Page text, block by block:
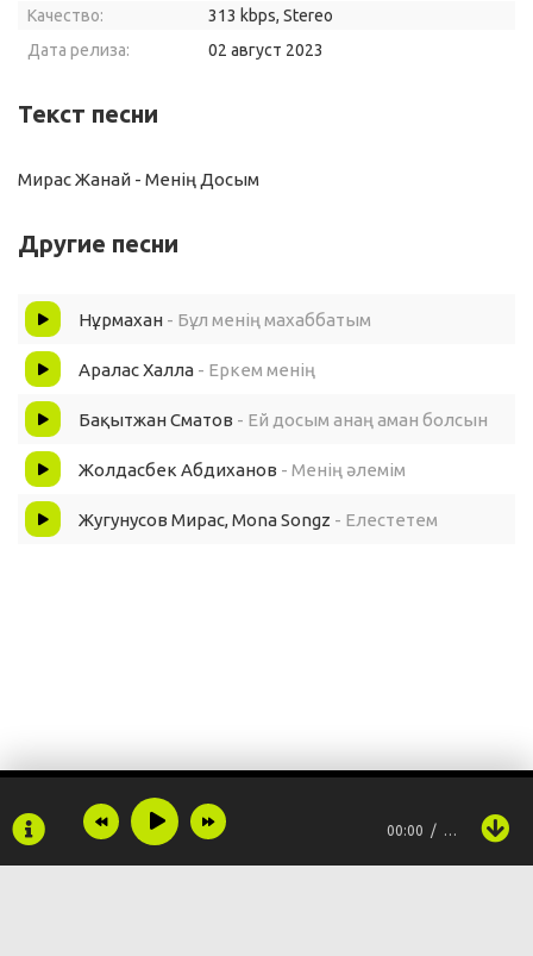
Качество:
313 kbps, Stereo
Дата релиза:
02 август 2023
Текст песни
Мирас Жанай - Менің Досым
Другие песни
Нұрмахан - Бұл менің махаббатым
Аралас Халла - Еркем менің
Бақытжан Сматов - Ей досым анаң аман болсын
Жолдасбек Абдиханов - Менің әлемім
Жугунусов Мирас, Mona Songz - Елестетем
00:00